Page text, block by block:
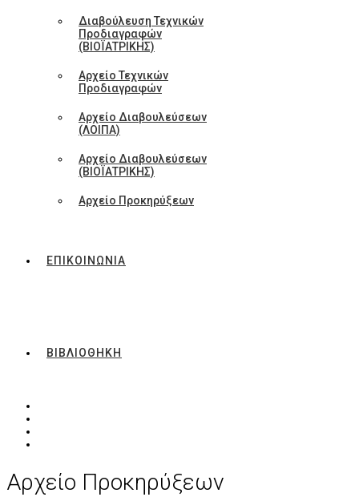
Διαβούλευση Τεχνικών
Προδιαγραφών
(ΒΙΟΪΑΤΡΙΚΗΣ)
Αρχείο Τεχνικών
Προδιαγραφών
Αρχείο Διαβουλεύσεων
(ΛΟΙΠΑ)
Αρχείο Διαβουλεύσεων
(ΒΙΟΪΑΤΡΙΚΗΣ)
Αρχείο Προκηρύξεων
ΕΠΙΚΟΙΝΩΝΙΑ
ΒΙΒΛΙΟΘΗΚΗ
Αρχείο Προκηρύξεων